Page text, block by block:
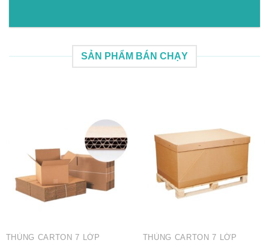
SẢN PHẨM BÁN CHẠY
THÙNG CARTON 7 LỚP THÙNG CARTON 7 LỚP